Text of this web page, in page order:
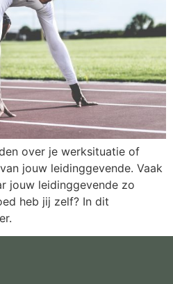
over je werksituatie of
jouw leidinggevende. Vaak
jouw leidinggevende zo
heb jij zelf? In dit